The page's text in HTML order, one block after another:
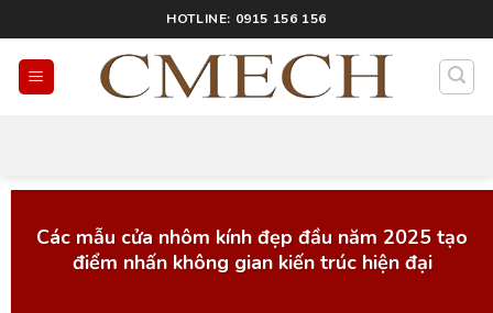
HOTLINE: 0915 156 156
Các mẫu cửa nhôm kính đẹp đầu năm 2025 tạo
điểm nhấn không gian kiến trúc hiện đại